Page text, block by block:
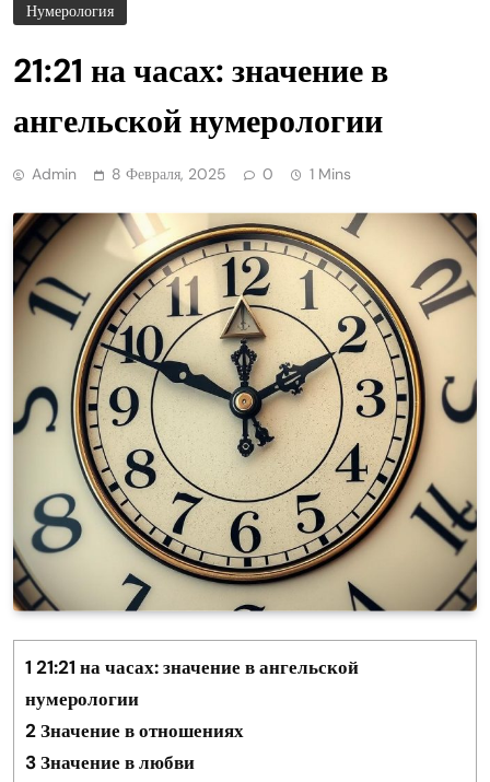
Нумерология
21:21 на часах: значение в
ангельской нумерологии
Admin 8 Февраля, 2025 0 1 Mins
1 21:21 на часах: значение в ангельской
нумерологии
2Значение в отношениях
3Значение в любви